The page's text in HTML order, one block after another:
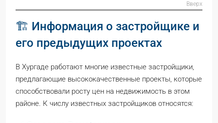
Вверх
🏗️ Информация о застройщике и
его предыдущих проектах
В Хургаде работают многие известные застройщики,
предлагающие высококачественные проекты, которые
способствовали росту цен на недвижимость в этом
районе. К числу известных застройщиков относятся: